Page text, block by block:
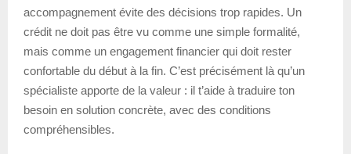
accompagnement évite des décisions trop rapides. Un
crédit ne doit pas être vu comme une simple formalité,
mais comme un engagement financier qui doit rester
confortable du début à la fin. C’est précisément là qu’un
spécialiste apporte de la valeur : il t’aide à traduire ton
besoin en solution concrète, avec des conditions
compréhensibles.